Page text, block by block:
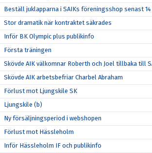
Beställ juklapparna i SAIKs föreningsshop senast 14
Stor dramatik när kontraktet säkrades
Inför BK Olympic plus publikinfo
Första träningen
Skövde AIK välkomnar Roberth och Joel tillbaka till
Skövde AIK arbetsbefriar Charbel Abraham
Förlust mot Ljungskile SK
Ljungskile (b)
Ny försäljningsperiod i webshopen
Förlust mot Hässleholm
Inför Hässleholm IF och publikinfo